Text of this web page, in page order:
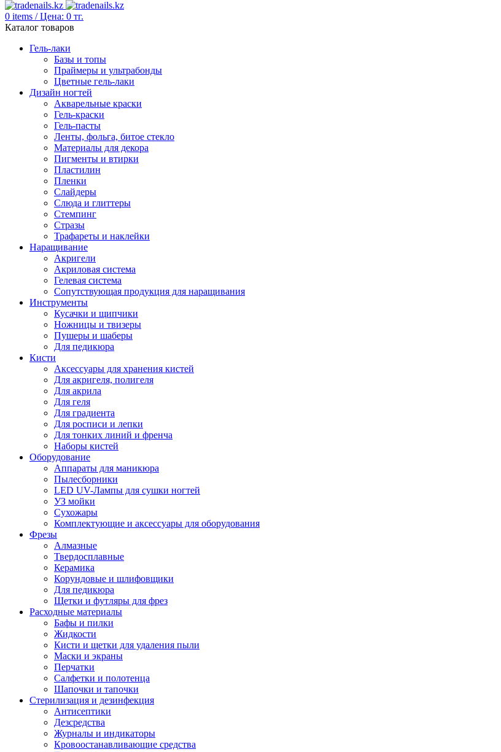
0 items / Цена: 0 тг.
Каталог товаров
Гель-лаки
Базы и топы
Праймеры и ультрабонды
Цветные гель-лаки
Дизайн ногтей
Акварельные краски
Гель-краски
Гель-пасты
Ленты, фольга, битое стекло
Материалы для декора
Пигменты и втирки
Пластилин
Пленки
Слайдеры
Слюда и глиттеры
Стемпинг
Стразы
Трафареты и наклейки
Наращивание
Акригели
Акриловая система
Гелевая система
Сопутствующая продукция для наращивания
Инструменты
Кусачки и щипчики
Ножницы и твизеры
Пушеры и шаберы
Для педикюра
Кисти
Аксессуары для хранения кистей
Для акригеля, полигеля
Для акрила
Для геля
Для градиента
Для росписи и лепки
Для тонких линий и френча
Наборы кистей
Оборудование
Аппараты для маникюра
Пылесборники
LED UV-Лампы для сушки ногтей
УЗ мойки
Сухожары
Комплектующие и аксессуары для оборудования
Фрезы
Алмазные
Твердосплавные
Керамика
Корундовые и шлифовщики
Для педикюра
Щетки и футляры для фрез
Расходные материалы
Бафы и пилки
Жидкости
Кисти и щетки для удаления пыли
Маски и экраны
Перчатки
Салфетки и полотенца
Шапочки и тапочки
Стерилизация и дезинфекция
Антисептики
Дезсредства
Журналы и индикаторы
Кровоостанавливающие средства